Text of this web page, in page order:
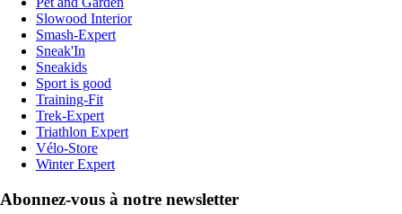
Slowood Interior
Smash-Expert
Sneak'In
Sneakids
Sport is good
Training-Fit
Trek-Expert
Triathlon Expert
Vélo-Store
Winter Expert
Abonnez-vous à notre newsletter